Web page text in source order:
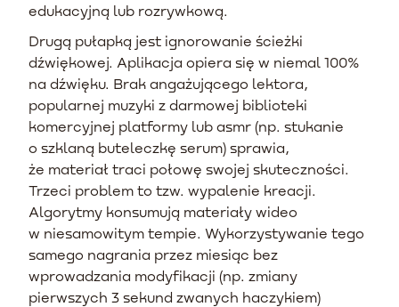
edukacyjną lub rozrywkową.
Drugą pułapką jest ignorowanie ścieżki
dźwiękowej. Aplikacja opiera się w niemal 100%
na dźwięku. Brak angażującego lektora,
popularnej muzyki z darmowej biblioteki
komercyjnej platformy lub asmr (np. stukanie
o szklaną buteleczkę serum) sprawia,
że materiał traci połowę swojej skuteczności.
Trzeci problem to tzw. wypalenie kreacji.
Algorytmy konsumują materiały wideo
w niesamowitym tempie. Wykorzystywanie tego
samego nagrania przez miesiąc bez
wprowadzania modyfikacji (np. zmiany
pierwszych 3 sekund zwanych haczykiem)